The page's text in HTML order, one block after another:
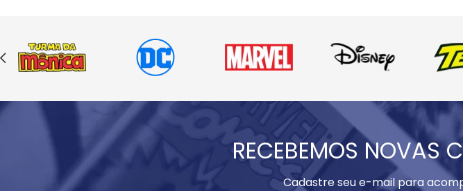
RECEBEMOS NOVAS
Cadastre seu e-mail para